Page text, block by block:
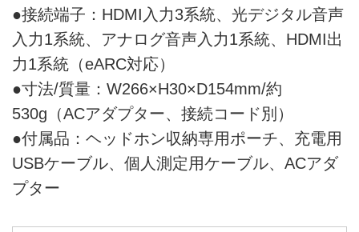
●接続端子：HDMI入力3系統、光デジタル音声
入力1系統、アナログ音声入力1系統、HDMI出
力1系統（eARC対応）
●寸法/質量：W266×H30×D154mm/約
530g（ACアダプター、接続コード別）
●付属品：ヘッドホン収納専用ポーチ、充電用
USBケーブル、個人測定用ケーブル、ACアダ
プター